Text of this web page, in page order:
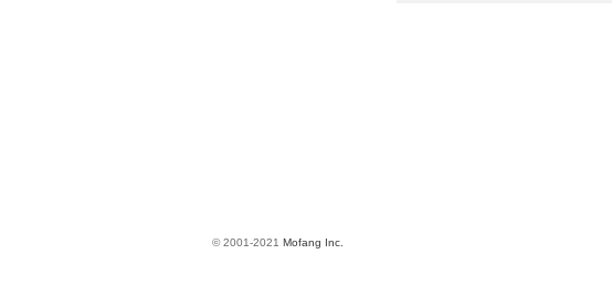
© 2001-2021 Mofang Inc.